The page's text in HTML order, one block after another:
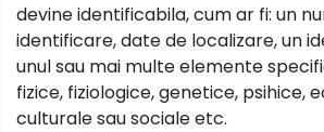
devine identificabila, cum ar fi: un
identificare, date de localizare, un
unul sau mai multe elemente
fizice, fiziologice, genetice, psihice,
culturale sau sociale etc.